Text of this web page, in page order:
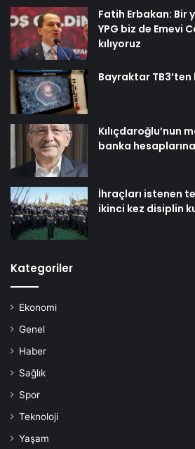
Fatih Erbakan: Bir
YPG biz de Emevi
kılıyoruz
Bayraktar
Kılıçdaroğlu’nun
banka
İhraçları istenen
ikinci kez disiplin
Kategoriler
Ekonomi
Genel
Haber
Sağlık
Spor
Teknoloji
Yaşam